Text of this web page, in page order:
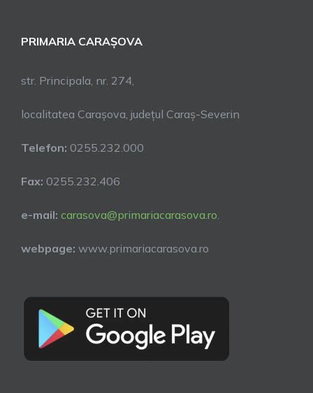
PRIMARIA CARAȘOVA
str. Principala, nr. 274,
localitatea Carașova, județul Caraș-Severin
Telefon: 0255.232.000
Fax: 0255.232.406
e-mail: carasova@primariacarasova.ro.
webpage: www.primariacarasova.ro